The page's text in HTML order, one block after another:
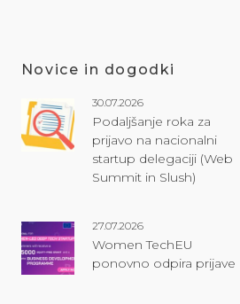
Novice in dogodki
30.07.2026
Podaljšanje roka za
prijavo na nacionalni
startup delegaciji (Web
Summit in Slush)
27.07.2026
Women TechEU
ponovno odpira prijave